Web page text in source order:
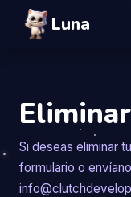
Luna
Si deseas eliminar
formulario o